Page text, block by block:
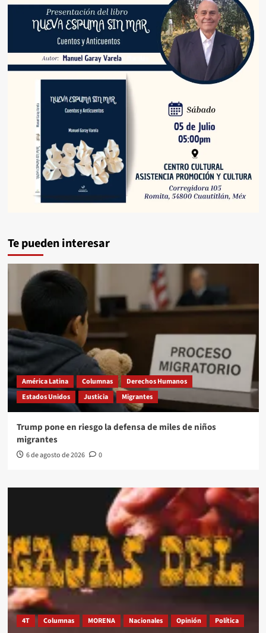
Te pueden interesar
América Latina Columnas
Derechos Humanos
Estados Unidos
Justicia Migrantes
Trump pone en riesgo la defensa de miles de niños
migrantes
6 de agosto de 2026 0
4T Columnas MORENA Nacionales Opinión Política